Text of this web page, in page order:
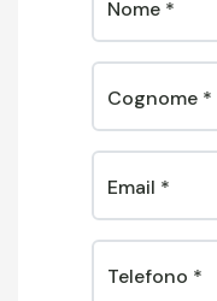
Nome *
Cognome *
Email *
Telefono *